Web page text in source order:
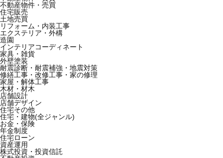
不動産物件・売買
住宅販売
土地売買
リフォーム・内装工事
エクステリア・外構
造園
インテリアコーディネート
家具・雑貨
外壁塗装
耐震診断・耐震補強・地震対策
修繕工事・改修工事・家の修理
家屋・解体工事
木材・材木
店舗設計
店舗デザイン
住宅その他
住宅・建物(全ジャンル)
お金・保険
年金制度
住宅ローン
資産運用
株式投資・投資信託